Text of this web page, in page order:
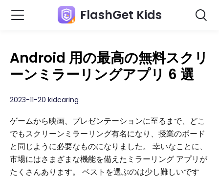
FlashGet Kids
Android 用の最高の無料スクリ
ーンミラーリングアプリ 6 選
2023-11-20 kidcaring
ゲームから映画、プレゼンテーションに至るまで、どこ
でもスクリーンミラーリング有名になり、授業のボード
と同じように必要なものになりました。 幸いなことに、
市場にはさまざまな機能を備えたミラーリング アプリが
たくさんあります。 ベストを選ぶのは少し難しいです